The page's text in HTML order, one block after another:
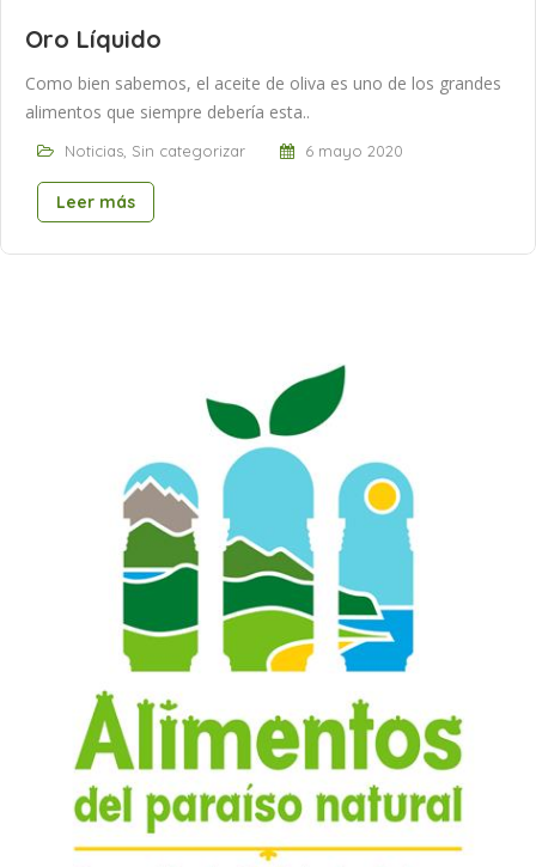
Oro Líquido
Como bien sabemos, el aceite de oliva es uno de los grandes
alimentos que siempre debería esta..
Noticias Sin categorizar 6 mayo 2020
Leer más